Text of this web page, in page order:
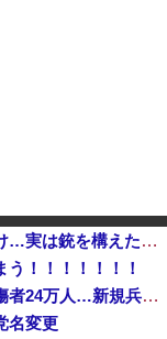
警官が発砲→「適正だったか調査」するわけ…実は銃を構えただけで警察本部長まで報告！
う！！！！！！！
ウクライナ軍参謀本部「今年のロシア軍死傷者24万人…新規兵力の募集規模を上回る」！他
名変更